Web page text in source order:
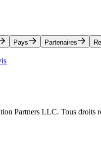
Pays​​ Partenaires​​
Partners LLC. Tous droits